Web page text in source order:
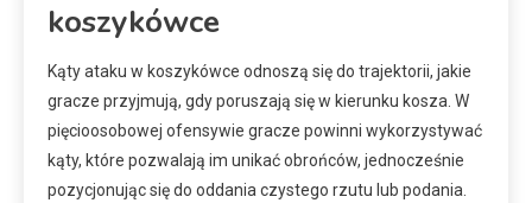
koszykówce
Kąty ataku w koszykówce odnoszą się do trajektorii, jakie
gracze przyjmują, gdy poruszają się w kierunku kosza. W
pięcioosobowej ofensywie gracze powinni wykorzystywać
kąty, które pozwalają im unikać obrońców, jednocześnie
pozycjonując się do oddania czystego rzutu lub podania.